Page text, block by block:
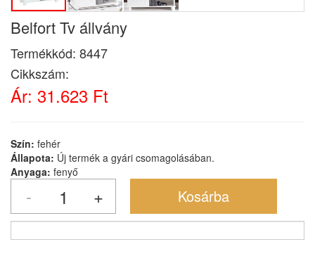
Belfort Tv állvány
Termékkód: 8447
Cikkszám:
Ár: 31.623 Ft
Szín: fehér
Állapota: Új termék a gyári csomagolásában.
Anyaga: fenyő